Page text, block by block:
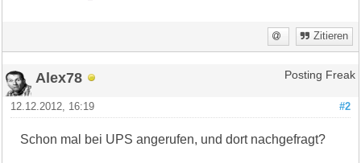
Zitieren
Alex78 Posting Freak
#2
12.12.2012, 16:19
Schon mal bei UPS angerufen, und dort nachgefragt?